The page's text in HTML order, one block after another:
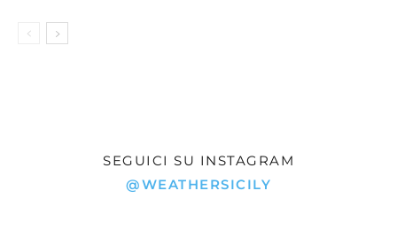
SEGUICI SU INSTAGRAM
@WEATHERSICILY